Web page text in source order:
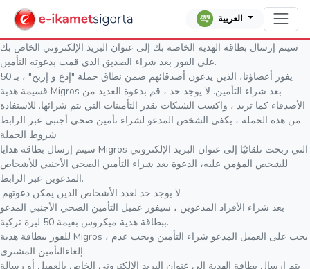
العربية
سيتم إرسال بطاقة الهدية الخاصة بك إلى عنوان البريد الإلكتروني الخاص بك
على الفور بعد شراء الصديق الذي قمت بدعوته التأمين.
يفوز أعضاؤنا، الذين يدعون أصدقائهم ضمن نطاق حملة "إدع و إربح" ، بـ 50
قسيمة هدية Migros بعد شراء التأمين. لا يوجد حد ، قم بدعوة العديد من
الأصدقاء كما تريد ، واكسب الشيكات بقدر التأمينات التي يتم شرائها. للاستفادة
من هذه الحملة ، يكفي الشخص المدعو لشراء تأمين صحي أجنبي عبر الرابط.
شروط الحملة
سيتم إرسال بطاقة هدايا Migros التي ربحت تلقائيًا إلى عنوان البريد الإلكتروني
للشخص المؤمن عليه، الدعوة بعد شراء التأمين الصحي الأجنبي للأشخاص
المدعوين عبر الرابط.
.لا يوجد حد لعدد الأشخاص الذين يمكن دعوتهم
بعد شراء الأفراد المدعوين ، سيفوز عميل التأمين الصحي الأجنبي المدعو
ببطاقة هدية ميكروس بقيمة 50 ليرة تركية.
للفوز ببطاقة هدية Migros ، يجب على العميل المدعو شراء التأمين ويجب عدم
إلغاءالتأمين المشترى.
يتم إرسال بطاقة الهدية إلى عنوان البريد الإلكتروني الخاص بالعميل أو رسالة